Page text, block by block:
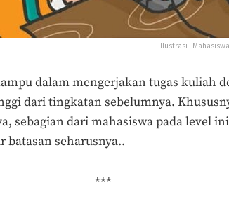
Ilustrasi -
dalam mengerjakan tugas kuliah
dari tingkatan sebelumnya.
sebagian dari mahasiswa pada level
batasan seharusnya..
***